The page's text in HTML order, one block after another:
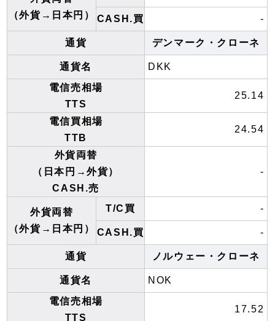
（外貨→日本円）
CASH.買 -
通貨 デンマーク・クローネ
通貨名
DKK
電信売相場
TTS
25.14
電信買相場
TTB
24.54
外貨両替
（日本円→外貨）
CASH.売
-
外貨両替
（外貨→日本円）
T/C買 -
CASH.買 -
通貨 ノルウェー・クローネ
通貨名
NOK
電信売相場
TTS
17.52